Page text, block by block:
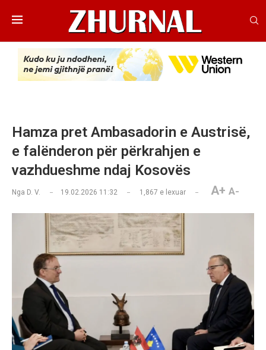
Hamza pret Ambasadorin e Austrisë,
e falënderon për përkrahjen e
vazhdueshme ndaj Kosovës
Nga D. V. 19.02.2026 11:32 1,867 e lexuar A+ A-